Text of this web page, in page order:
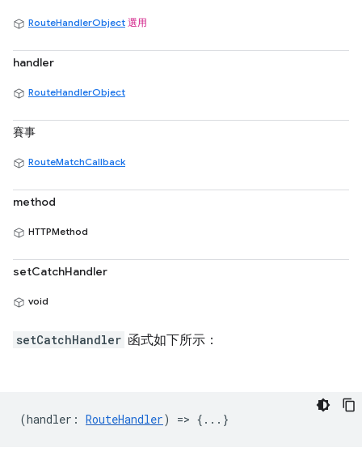
RouteHandlerObject 選用
handler
RouteHandlerObject
賽事
RouteMatchCallback
method
HTTPMethod
setCatchHandler
void
setCatchHandler 函式如下所示：
(handler : RouteHandler) => {...}